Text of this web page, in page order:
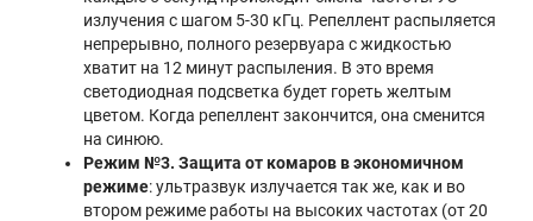
излучения с шагом 5-30 кГц. Репеллент распыляется
непрерывно, полного резервуара с жидкостью
хватит на 12 минут распыления. В это время
светодиодная подсветка будет гореть желтым
цветом. Когда репеллент закончится, она сменится
на синюю.
Режим №3. Защита от комаров в экономичном
режиме: ультразвук излучается так же, как и во
втором режиме работы на высоких частотах (от 20